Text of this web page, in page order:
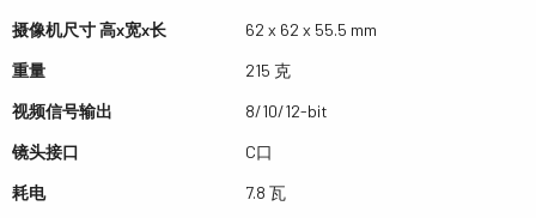
摄像机尺寸 高x宽x长
62 x 62 x 55.5 mm
重量
215 克
视频信号输出
8/10/12-bit
镜头接口
C口
耗电
7.8 瓦